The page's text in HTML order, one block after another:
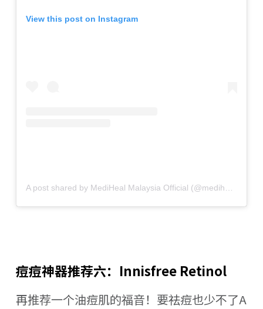
View this post on Instagram
痘痘神器推荐六：Innisfree Retinol
再推荐一个油痘肌的福音！要祛痘也少不了A